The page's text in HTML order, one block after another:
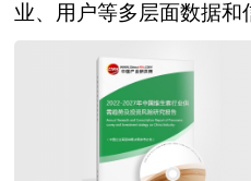
基础上，主要依据了国家
心、国家海关总署、全
景气监测中心、中国行
相关报刊杂志的基础信
业、用户等多层面数据和
度的维生素行业研究报
客户深入的了解维生素
机会，规避经营风险，
素行业报告是从事维生
行业相关各种因素进行